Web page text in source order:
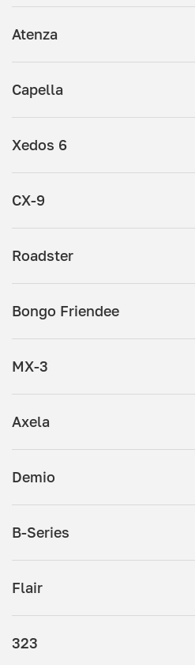
Atenza
Capella
Xedos 6
CX-9
Roadster
Bongo Friendee
MX-3
Axela
Demio
B-Series
Flair
323